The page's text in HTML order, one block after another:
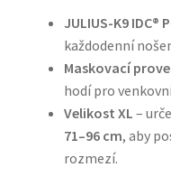
Konzervy a kapsičky
N&D Farmina pro
Oblečky pro psy
JULIUS-K9 IDC®
každodenní
Maskovací
hodí pro
Velikost XL –
71–96 cm, aby
rozmezí.